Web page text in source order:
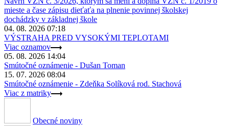
mieste a čase zápisu dieťaťa na plnenie povinnej školskej
dochádzky v základnej škole
04. 08. 2026 07:18
VÝSTRAHA PRED VYSOKÝMI TEPLOTAMI
Viac oznamov
05. 08. 2026 14:04
Smútočné oznámenie - Dušan Toman
15. 07. 2026 08:04
Smútočné oznámenie - Zdeňka Solíková rod. Stachová
Viac z matriky
Obecné noviny